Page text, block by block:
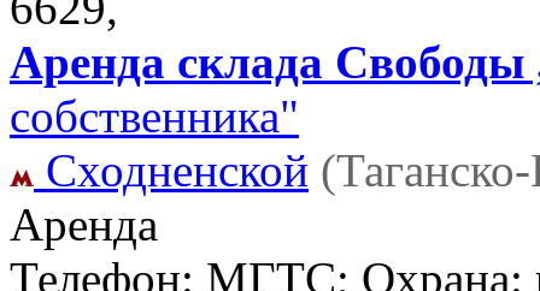
Аренда склада Свободы
собственника"
Сходненской
Аренда
Телефон: МГТС; Охрана: